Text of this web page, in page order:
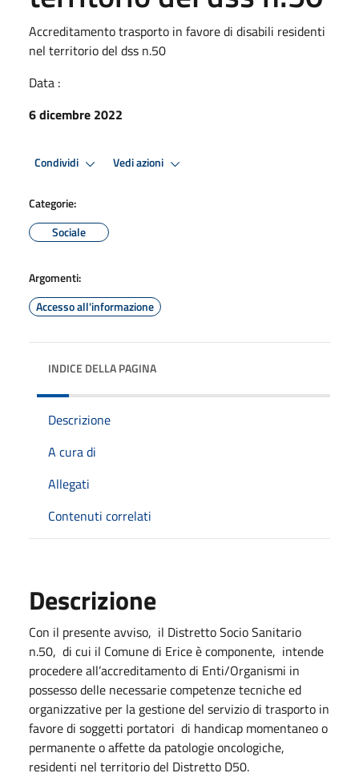
Accreditamento trasporto in favore di disabili residenti
nel territorio del dss n.50
Data :
6 dicembre 2022
Condividi Vedi azioni
Categorie:
Sociale
Argomenti:
Accesso all'informazione
INDICE DELLA PAGINA
Descrizione
A cura di
Allegati
Contenuti correlati
Descrizione
Con il presente avviso, il Distretto Socio Sanitario
n.50, di cui il Comune di Erice è componente, intende
procedere all’accreditamento di Enti/Organismi in
possesso delle necessarie competenze tecniche ed
organizzative per la gestione del servizio di trasporto in
favore di soggetti portatori di handicap momentaneo o
permanente o affette da patologie oncologiche,
residenti nel territorio del Distretto D50.